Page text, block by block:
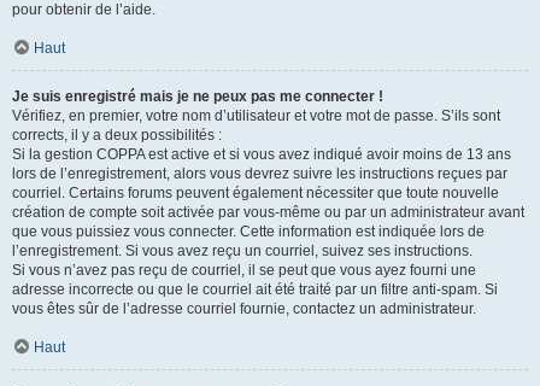
pour obtenir de l’aide.
Haut
Je suis enregistré mais je ne peux pas me connecter !
Vérifiez, en premier, votre nom d’utilisateur et votre mot de passe. S’ils sont
corrects, il y a deux possibilités :
Si la gestion COPPA est active et si vous avez indiqué avoir moins de 13 ans
lors de l’enregistrement, alors vous devrez suivre les instructions reçues par
courriel. Certains forums peuvent également nécessiter que toute nouvelle
création de compte soit activée par vous-même ou par un administrateur avant
que vous puissiez vous connecter. Cette information est indiquée lors de
l’enregistrement. Si vous avez reçu un courriel, suivez ses instructions.
Si vous n’avez pas reçu de courriel, il se peut que vous ayez fourni une
adresse incorrecte ou que le courriel ait été traité par un filtre anti-spam. Si
vous êtes sûr de l’adresse courriel fournie, contactez un administrateur.
Haut